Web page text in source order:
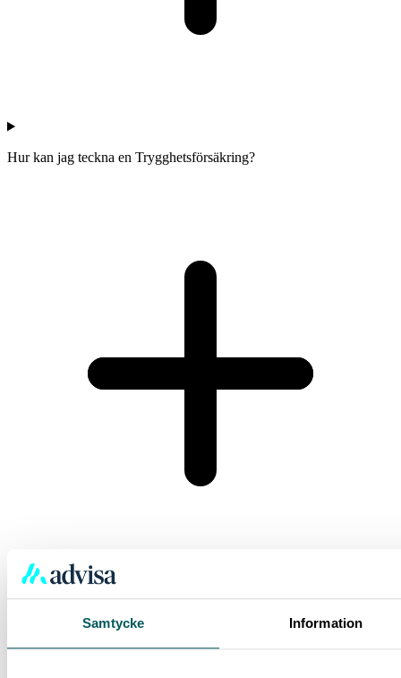
Samtycke Information
Hur kan jag teckna en Trygghetsförsäkring?